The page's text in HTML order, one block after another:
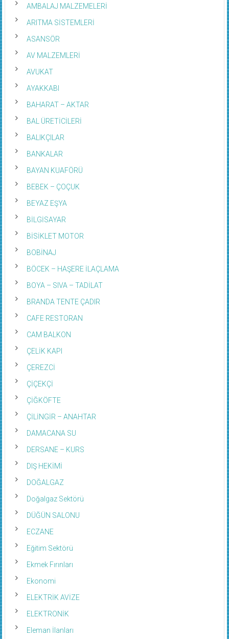
AMBALAJ MALZEMELERİ
ARITMA SİSTEMLERİ
ASANSÖR
AV MALZEMLERİ
AVUKAT
AYAKKABI
BAHARAT – AKTAR
BAL ÜRETİCİLERİ
BALIKÇILAR
BANKALAR
BAYAN KUAFÖRÜ
BEBEK – ÇOÇUK
BEYAZ EŞYA
BİLGİSAYAR
BİSİKLET MOTOR
BOBİNAJ
BÖCEK – HAŞERE İLAÇLAMA
BOYA – SIVA – TADİLAT
BRANDA TENTE ÇADIR
CAFE RESTORAN
CAM BALKON
ÇELİK KAPI
ÇEREZCİ
ÇİÇEKÇİ
ÇİĞKÖFTE
ÇİLİNGİR – ANAHTAR
DAMACANA SU
DERSANE – KURS
DIŞ HEKİMİ
DOĞALGAZ
Doğalgaz Sektörü
DÜĞÜN SALONU
ECZANE
Eğitim Sektörü
Ekmek Fırınları
Ekonomi
ELEKTRİK AVİZE
ELEKTRONİK
Eleman İlanları